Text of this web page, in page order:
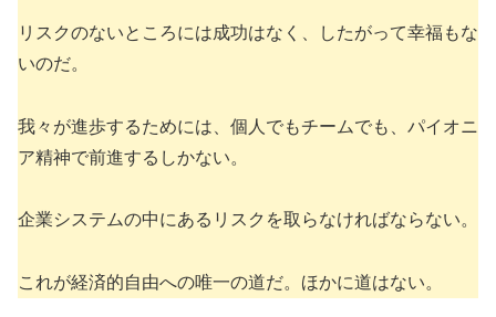
リスクのないところには成功はなく、したがって幸福もな
いのだ。
我々が進歩するためには、個人でもチームでも、パイオニ
ア精神で前進するしかない。
企業システムの中にあるリスクを取らなければならない。
これが経済的自由への唯一の道だ。ほかに道はない。